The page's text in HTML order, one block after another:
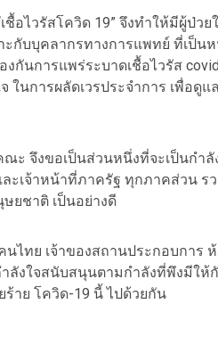
ชื้อไวรัสโควิด 19” จึงทำให้มีผู้ป่
กับบุคลากรทางการแพทย์ ที่เป็น
งกันการแพร่ระบาดเชื้อไวรัส
จ ในการผลัดเวรประจำการ เพื่อ
ะ จึงขอเป็นส่วนหนึ่งที่จะเป็นกำ
ะเจ้าหน้าที่ภาครัฐ ทุกภาคส่วน ร
ยชาติ เป็นอย่างดี
ทย เจ้าของสถานประกอบการ
ำลังใจสนับสนุนตามกำลังที่พึงมีใ
าย โควิด-19 นี้ ไปด้วยกัน